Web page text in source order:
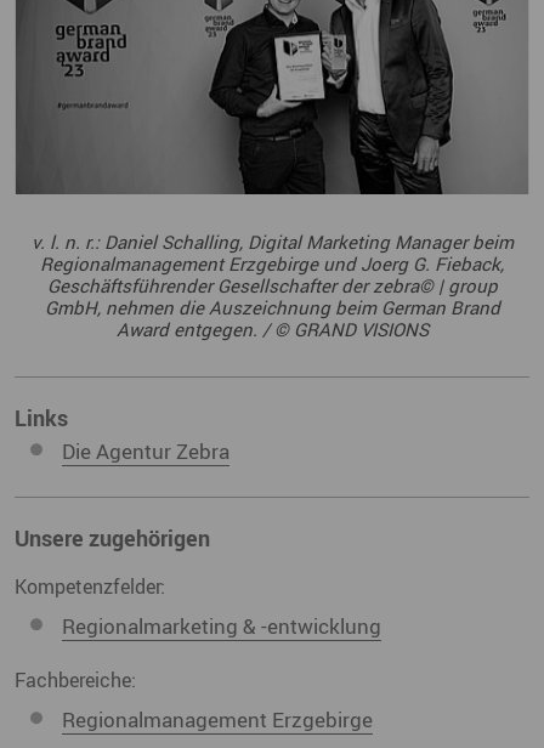
v. l. n. r.: Daniel Schalling, Digital Marketing Manager beim
Regionalmanagement Erzgebirge und Joerg G. Fieback,
Geschäftsführender Gesellschafter der zebra© | group
GmbH, nehmen die Auszeichnung beim German Brand
Award entgegen. / © GRAND VISIONS
Links
Die Agentur Zebra
Unsere zugehörigen
Kompetenzfelder:
Regionalmarketing & -entwicklung
Fachbereiche:
Regionalmanagement Erzgebirge